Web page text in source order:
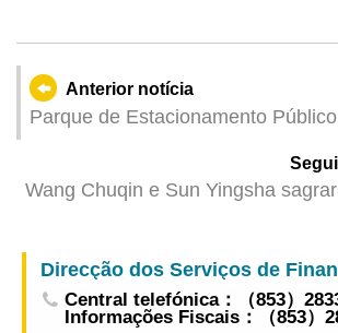
Anterior notícia
Parque de Estacionamento
disponibilizando mais de 300
veículos pesados de passageiros e
Wang Chuqin e Sun Yingsha
Feminina de Macau 2026,
Galaxy Entertainment Group
Direcção dos Serviços de
Central telefónica：（853）
Informações Fiscais：（853）